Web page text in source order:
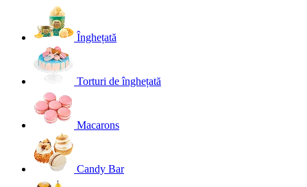
Înghețată
Torturi de înghețată
Macarons
Candy Bar